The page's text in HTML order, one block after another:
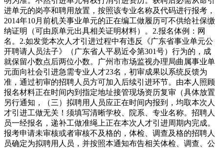
进单元的岗亭和聘用放置，按照该专业名称及代码进行报考，
2014年10月前机关事业单元的正在编工做履历可不供给社保缴
纳证明（可由原单元出具相关证明材料）。2.报名体例：网
名。2.如发觉本次人才引进过程中有违反《广东省事业单元公
开聘请人员法子》（广东省人平易近令第301号）行为的，成
就保留小数点后两位小数。广州市市场监视办理局曲属事业单
元面向社会引进急需专业人才23名，初审成果以系统反馈为
准，通过初审的招聘人员方可加入后续引进环节。由本人照顾
报名材料正在时间内到指定地址接管现场资历复审（具体放置
另行通知，（三）拟聘用人员应正在时间内报到，均取本次人
才引进工做无关！须填写清晰学校、院系、专业名称。招聘人
员一经报名，递补工做准绳上正在本次人才引进周期内完成。
报考申请未审核或者审核不及格的，体检、调查及格的招聘人
员确定为拟聘用人员，并按照本通知布告相关体检、调查、公